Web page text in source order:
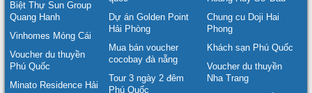
Biệt Thự Sun Group
Quang Hanh
Vinhomes Móng Cái
Voucher du thuyền
Phú Quốc
Minato Residence Hải
Dự án Golden Point
Hải Phòng
Mua bán voucher
cocobay đà nẵng
Tour 3 ngày 2 đêm
Phú Quốc
Chung cu Doji Hai
Phong
Khách sạn Phú Quốc
Voucher du thuyền
Nha Trang